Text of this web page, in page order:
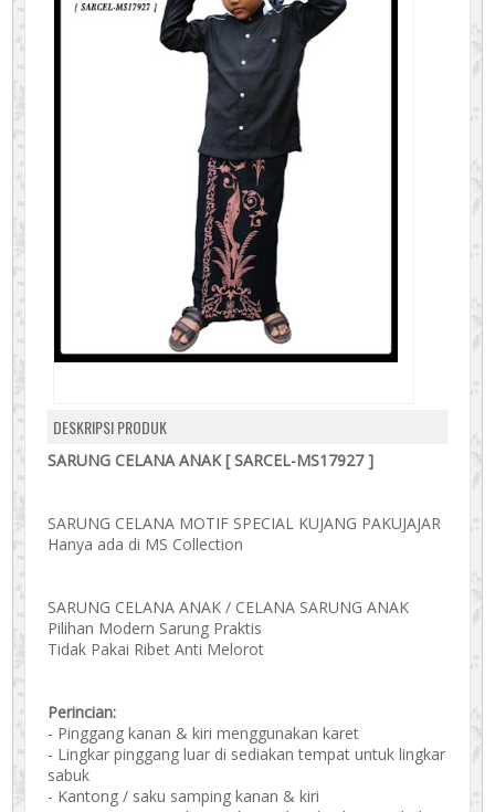
DESKRIPSI PRODUK
SARUNG CELANA ANAK [ SARCEL-MS17927 ]
SARUNG CELANA MOTIF SPECIAL KUJANG PAKUJAJAR
Hanya ada di MS Collection
SARUNG CELANA ANAK / CELANA SARUNG ANAK
Pilihan Modern Sarung Praktis
Tidak Pakai Ribet Anti Melorot
Perincian:
- Pinggang kanan & kiri menggunakan karet
- Lingkar pinggang luar di sediakan tempat untuk lingkar
sabuk
- Kantong / saku samping kanan & kiri